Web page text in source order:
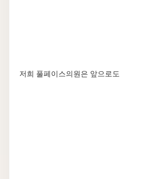
저희 풀페이스의원은 앞으로도